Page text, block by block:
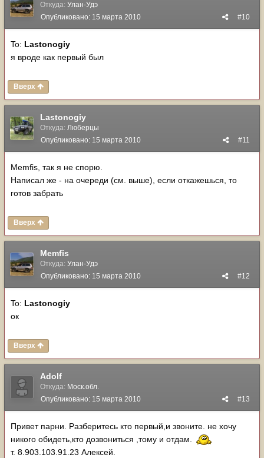
Откуда: Улан-Удэ
#10
Опубликовано: 15 марта 2010
To: Lastonogiy
я вроде как первый был
Вверх
Lastonogiy
Откуда: Люберцы
#11
Опубликовано: 15 марта 2010
Memfis, так я не спорю.
Написал же - на очереди (см. выше), если откажешься, то
готов забрать
Вверх
Memfis
Откуда: Улан-Удэ
#12
Опубликовано: 15 марта 2010
To: Lastonogiy
ок
Вверх
Adolf
Откуда: Моск.обл.
#13
Опубликовано: 15 марта 2010
Привет парни. Разберитесь кто первый,и звоните. не хочу
никого обидеть,кто дозвониться ,тому и отдам.
т. 8.903.103.91.23 Алексей.